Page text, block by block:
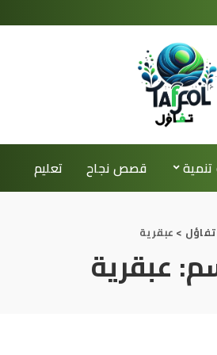
قصص نجاح تعليم
تفاؤل > عبقرية
عبقرية